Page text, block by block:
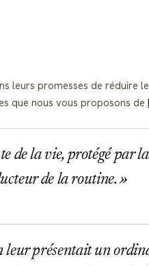
leurs promesses de réduire
que nous vous proposons de
de la vie, protégé par
de la routine.
présentait un